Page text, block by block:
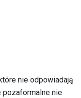
nie odpowiadają
pozaformalne nie